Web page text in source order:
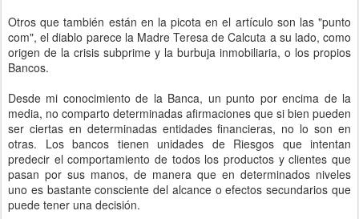
Otros que también están en la picota en el artículo son las "punto
com", el diablo parece la Madre Teresa de Calcuta a su lado, como
origen de la crisis subprime y la burbuja inmobiliaria, o los propios
Bancos.
Desde mi conocimiento de la Banca, un punto por encima de la
media, no comparto determinadas afirmaciones que si bien pueden
ser ciertas en determinadas entidades financieras, no lo son en
otras. Los bancos tienen unidades de Riesgos que intentan
predecir el comportamiento de todos los productos y clientes que
pasan por sus manos, de manera que en determinados niveles
uno es bastante consciente del alcance o efectos secundarios que
puede tener una decisión.